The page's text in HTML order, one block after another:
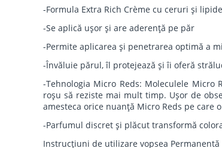
-Formula Extra Rich Crème cu ceruri şi lipide
-Se aplică uşor şi are aderenţă pe păr
-Permite aplicarea şi penetrarea optimă a
-Învăluie părul, îl protejează şi îi oferă
-Tehnologia Micro Reds: Moleculele
roşu să reziste mai mult timp. Uşor de
amesteca orice nuanţă Micro Reds pe care
-Parfumul discret şi plăcut transformă
Instrucţiuni de utilizare vopsea Permanentă